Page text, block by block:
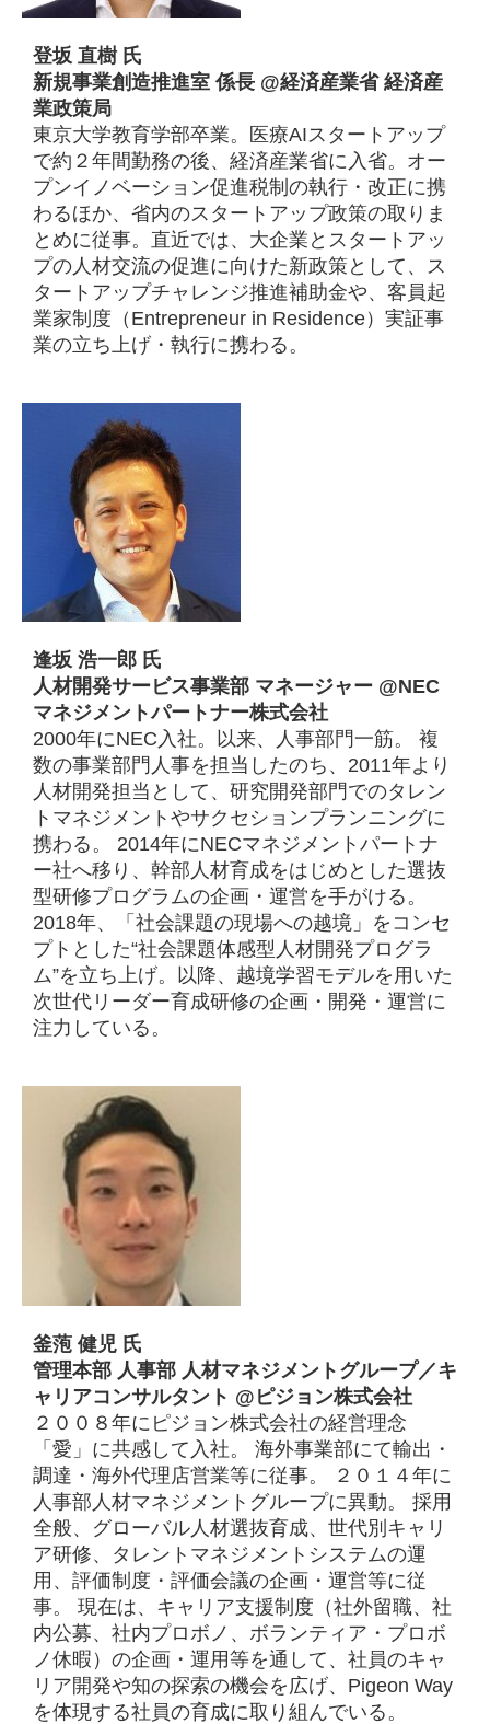
登坂 直樹 氏
新規事業創造推進室 係長 @経済産業省 経済産
業政策局
東京大学教育学部卒業。医療AIスタートアップ
で約２年間勤務の後、経済産業省に入省。オー
プンイノベーション促進税制の執行・改正に携
わるほか、省内のスタートアップ政策の取りま
とめに従事。直近では、大企業とスタートアッ
プの人材交流の促進に向けた新政策として、ス
タートアップチャレンジ推進補助金や、客員起
業家制度（Entrepreneur in Residence）実証事
業の立ち上げ・執行に携わる。
逢坂 浩一郎 氏
人材開発サービス事業部 マネージャー @NEC
マネジメントパートナー株式会社
2000年にNEC入社。以来、人事部門一筋。 複
数の事業部門人事を担当したのち、2011年より
人材開発担当として、研究開発部門でのタレン
トマネジメントやサクセションプランニングに
携わる。 2014年にNECマネジメントパートナ
ー社へ移り、幹部人材育成をはじめとした選抜
型研修プログラムの企画・運営を手がける。
2018年、「社会課題の現場への越境」をコンセ
プトとした“社会課題体感型人材開発プログラ
ム”を立ち上げ。以降、越境学習モデルを用いた
次世代リーダー育成研修の企画・開発・運営に
注力している。
釜萢 健児 氏
管理本部 人事部 人材マネジメントグループ／キ
ャリアコンサルタント @ピジョン株式会社
２００８年にピジョン株式会社の経営理念
「愛」に共感して入社。 海外事業部にて輸出・
調達・海外代理店営業等に従事。 ２０１４年に
人事部人材マネジメントグループに異動。 採用
全般、グローバル人材選抜育成、世代別キャリ
ア研修、タレントマネジメントシステムの運
用、評価制度・評価会議の企画・運営等に従
事。 現在は、キャリア支援制度（社外留職、社
内公募、社内プロボノ、ボランティア・プロボ
ノ休暇）の企画・運用等を通して、社員のキャ
リア開発や知の探索の機会を広げ、Pigeon Way
を体現する社員の育成に取り組んでいる。